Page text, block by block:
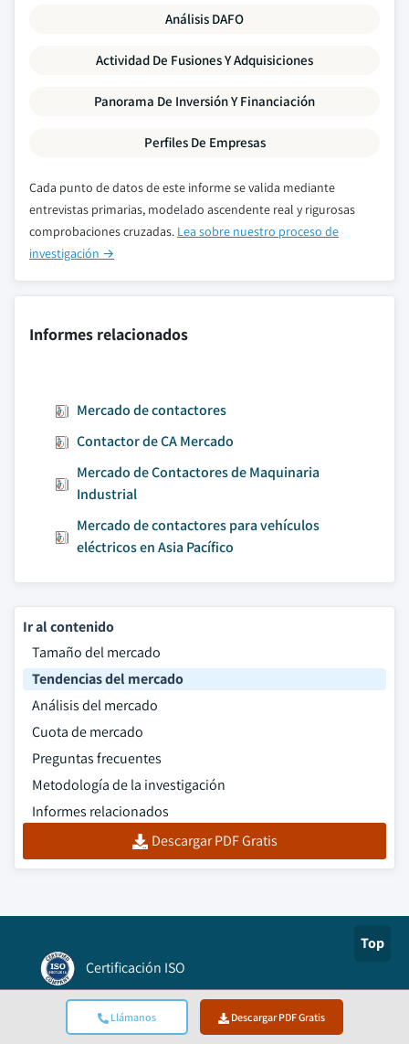
Llámanos Descargar PDF Gratis
Análisis DAFO
Actividad De Fusiones Y Adquisiciones
Panorama De Inversión Y Financiación
Perfiles De Empresas
Cada punto de datos de este informe se valida mediante
entrevistas primarias, modelado ascendente real y rigurosas
comprobaciones cruzadas. Lea sobre nuestro proceso de
investigación →
Informes relacionados
Mercado de contactores
Contactor de CA Mercado
Mercado de Contactores de Maquinaria
Industrial
Mercado de contactores para vehículos
eléctricos en Asia Pacífico
Ir al contenido
Tamaño del mercado
Tendencias del mercado
Análisis del mercado
Cuota de mercado
Preguntas frecuentes
Metodología de la investigación
Informes relacionados
Descargar PDF Gratis
Top
Certificación ISO
Authorize.net